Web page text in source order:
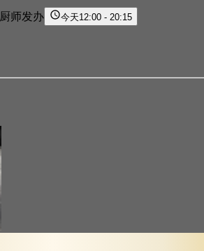
厨师发办 今天12:00 - 20:15